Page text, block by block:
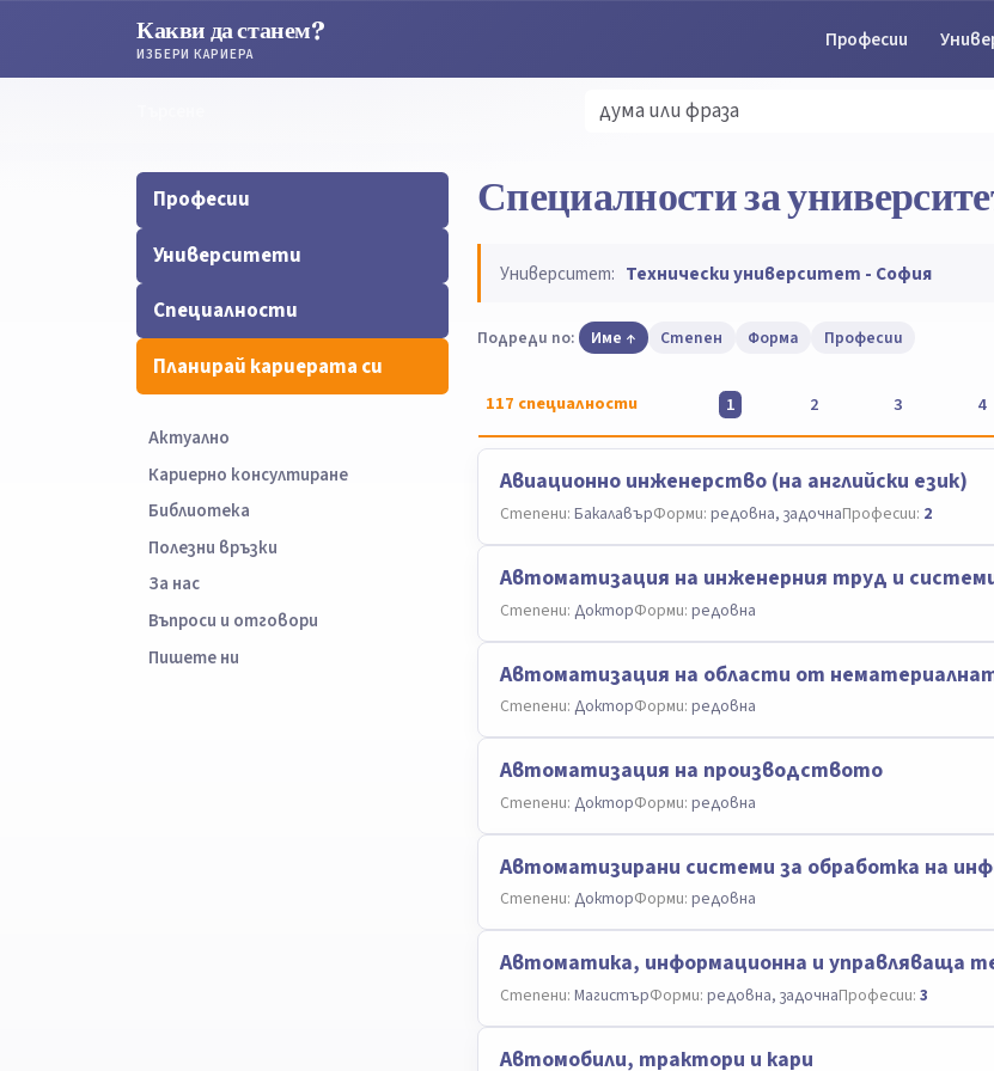
Какви да станем?
ИЗБЕРИ КАРИЕРА
Професии
Професии
Университети
Специалности
Планирай кариерата си
Актуално
Кариерно консултиране
Библиотека
Полезни връзки
За нас
Въпроси и отговори
Пишете ни
Специалности за
Университет: Технически университет - София
Подреди по: Име Степен Форма Професии
117 специалности 1 2 3 4
Авиационно инженерство (на английски език)
Степени: БакалавърФорми: редовна, задочнаПрофесии: 2
Автоматизация на инженерния труд и
Степени: ДокторФорми: редовна
Автоматизация на области от
Степени: ДокторФорми: редовна
Автоматизация на производството
Степени: ДокторФорми: редовна
Автоматизирани системи за обработка на
Степени: ДокторФорми: редовна
Автоматика, информационна и управляваща
Степени: МагистърФорми: редовна, задочнаПрофесии: 3
Автомобили, трактори и кари